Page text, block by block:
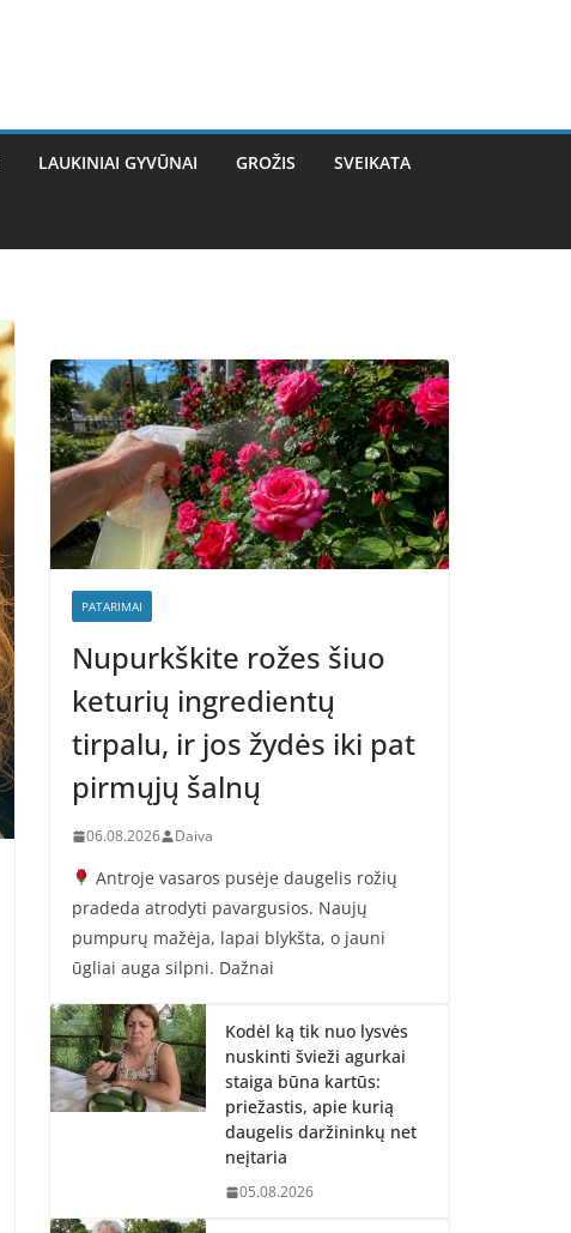
LAUKINIAI GYVŪNAI GROŽIS SVEIKATA
PATARIMAI
Nupurkškite rožes šiuo
keturių ingredientų
tirpalu, ir jos žydės iki pat
pirmųjų šalnų
06.08.2026 Daiva
Antroje vasaros pusėje daugelis rožių
pradeda atrodyti pavargusios. Naujų
pumpurų mažėja, lapai blykšta, o jauni
ūgliai auga silpni. Dažnai
Kodėl ką tik nuo lysvės
nuskinti švieži agurkai
staiga būna kartūs:
priežastis, apie kurią
daugelis daržininkų net
neįtaria
05.08.2026